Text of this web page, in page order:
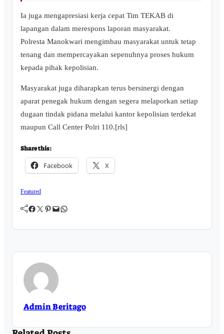
Ia juga mengapresiasi kerja cepat Tim TEKAB di
lapangan dalam merespons laporan masyarakat.
Polresta Manokwari mengimbau masyarakat untuk tetap
tenang dan mempercayakan sepenuhnya proses hukum
kepada pihak kepolisian.
Masyarakat juga diharapkan terus bersinergi dengan
aparat penegak hukum dengan segera melaporkan setiap
dugaan tindak pidana melalui kantor kepolisian terdekat
maupun Call Center Polri 110.[rls]
Share this:
Facebook X
Featured
Facebook Twitter Pinterest Mail WhatsApp
Admin Beritago